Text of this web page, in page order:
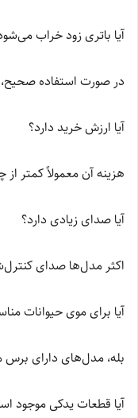
آیا باتری زود خراب
در صورت استفاده صحیح،
آیا ارزش خرید دارد؟
هزینه آن معمولاً کمتر
آیا صدای زیادی دارد؟
اکثر مدل‌ها صدای
آیا برای موی حیوانات
بله، مدل‌های دارای
آیا قطعات یدکی موجود